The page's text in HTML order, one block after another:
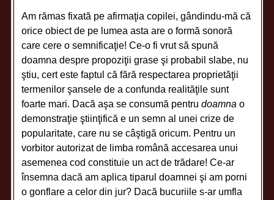
Am rămas fixată pe afirmaţia copilei, gândindu-mă că
orice obiect de pe lumea asta are o formă sonoră
care cere o semnificaţie! Ce-o fi vrut să spună
doamna despre propoziţii grase şi probabil slabe, nu
ştiu, cert este faptul că fără respectarea proprietăţii
termenilor şansele de a confunda realităţile sunt
foarte mari. Dacă aşa se consumă pentrudoamna o
demonstraţie ştiinţifică e un semn al unei crize de
popularitate, care nu se câştigă oricum. Pentru un
vorbitor autorizat de limba română accesarea unui
asemenea cod constituie un act de trădare! Ce-ar
însemna dacă am aplica tiparul doamnei şi am porni
o gonflare a celor din jur? Dacă bucuriile s-ar umfla